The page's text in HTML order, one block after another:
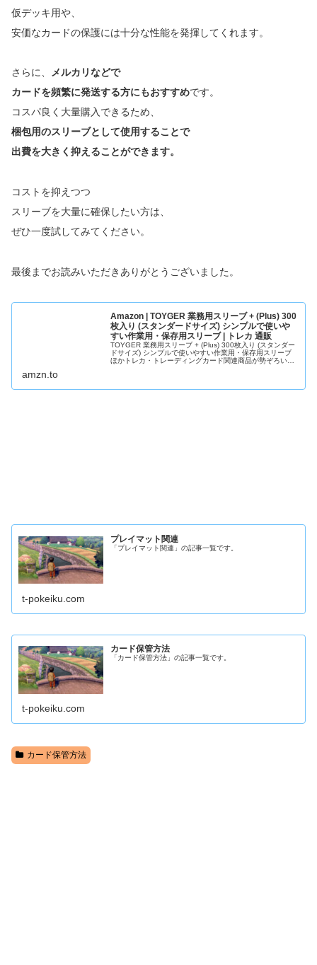
仮デッキ用や、
安価なカードの保護には十分な性能を発揮してくれます。
さらに、 メルカリなどで
カードを頻繁に発送する方にもおすすめです。
コスパ良く大量購入できるため、
梱包用のスリーブとして使用することで
出費を大きく抑えることができます。
コストを抑えつつ
スリーブを大量に確保したい方は、
ぜひ一度試してみてください。
最後までお読みいただきありがとうございました。
Amazon | TOYGER 業務用スリーブ + (Plus) 300
枚入り (スタンダードサイズ) シンプルで使いや
すい作業用・保存用スリーブ | トレカ 通販
TOYGER 業務用スリーブ + (Plus) 300枚入り (スタンダー
ドサイズ) シンプルで使いやすい作業用・保存用スリーブ
ほかトレカ・トレーディングカード関連商品が勢ぞろい。
amzn.to
プレイマット関連
「プレイマット関連」の記事一覧です。
t-pokeiku.com
カード保管方法
「カード保管方法」の記事一覧です。
t-pokeiku.com
カード保管方法